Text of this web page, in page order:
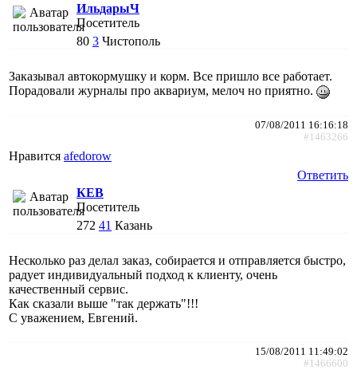
ИльдарыЧ
Посетитель
80 3 Чистополь
Заказывал автокормушку и корм. Все пришло все работает.
Порадовали журналы про аквариум, мелоч но приятно.
07/08/2011 16:16:18
#1463266
Нравится afedorow
Ответить
КЕВ
Посетитель
272 41 Казань
Несколько раз делал заказ, собирается и отправляется быстро,
радует индивидуальный подход к клиенту, очень
качественный сервис.
Как сказали выше "так держать"!!!
С уважением, Евгений.
15/08/2011 11:49:02
#1466600